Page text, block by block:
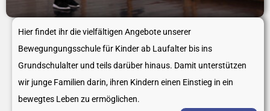
Hier findet ihr die vielfältigen Angebote unserer
Bewegungungsschule für Kinder ab Laufalter bis ins
Grundschulalter und teils darüber hinaus. Damit unterstützen
wir junge Familien darin, ihren Kindern einen Einstieg in ein
bewegtes Leben zu ermöglichen.